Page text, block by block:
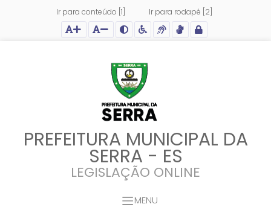
Ir para conteúdo [1] Ir para rodapé [2]
Ação para aumentar tamanho da fonte do site
Ação para diminuir tamanho da fonte do site
Ação para aplicar auto contraste no site
Acessar página sobre acessibilidade do site
Acessar página sobre NVDA - Leitor de Tela
Acessar página sobre VLibras - Tradutor de
Acessar Intranet
PREFEITURA MUNICIPAL DA
SERRA - ES
LEGISLAÇÃO ONLINE
MENU